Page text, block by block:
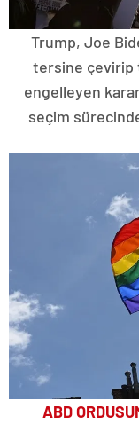
Trump, Joe
tersine çevirip
engelleyen
seçim
ABD